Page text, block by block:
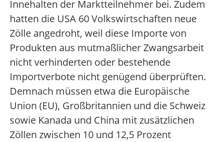
Innehalten der Marktteilnehmer bei. Zudem
hatten die USA 60 Volkswirtschaften neue
Zölle angedroht, weil diese Importe von
Produkten aus mutmaßlicher Zwangsarbeit
nicht verhinderten oder bestehende
Importverbote nicht genügend überprüften.
Demnach müssen etwa die Europäische
Union (EU), Großbritannien und die Schweiz
sowie Kanada und China mit zusätzlichen
Zöllen zwischen 10 und 12,5 Prozent